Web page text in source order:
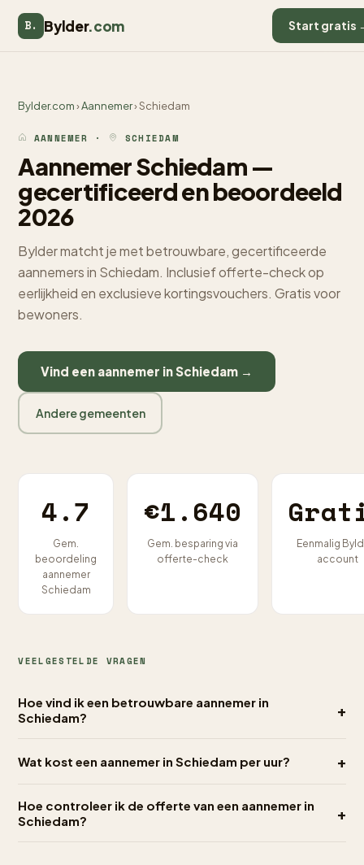
B. Bylder.com Start gratis
Bylder.com›Aannemer› Schiedam
AANNEMER · SCHIEDAM
Aannemer Schiedam —
gecertificeerd en beoordeeld
2026
Bylder matcht je met betrouwbare, gecertificeerde
aannemers in Schiedam. Inclusief offerte-check op
eerlijkheid en exclusieve kortingsvouchers. Gratis voor
bewoners.
Vind een aannemer in Schiedam →
Andere gemeenten
4.7
Gem.
beoordeling
aannemer
Schiedam
€1.640
Gem. besparing via
offerte-check
Eenmalig
account
VEELGESTELDE VRAGEN
Hoe vind ik een betrouwbare aannemer in
Schiedam?
+
Wat kost een aannemer in Schiedam per uur? +
Hoe controleer ik de offerte van een aannemer in
Schiedam?
+